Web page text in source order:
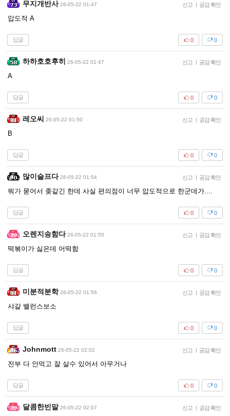
무지개반사 26-05-22 01:47 신고 | 공감 확인
압도적 A
답글 0
0
하하호호후히 26-05-22 01:47 신고 | 공감 확인
A
답글 0
0
레오씨 26-05-22 01:50 신고 | 공감 확인
B
답글 0
0
많이슬프다 26-05-22 01:54 신고 | 공감 확인
뭐가 묻어서 좆같긴 한데 사실 편의점이 너무 압도적으로 한군데가....
답글 0
0
오렌지송함다 26-05-22 01:55 신고 | 공감 확인
떡볶이가 싫은데 어떡함
답글 0
0
미분적분학 26-05-22 01:56 신고 | 공감 확인
샤갈 밸런스보소
답글 0
0
Johnmott 26-05-22 02:02 신고 | 공감 확인
전부 다 안먹고 잘 살수 있어서 아무거나
답글 0
0
달콤한빈말 26-05-22 02:07 신고 | 공감 확인